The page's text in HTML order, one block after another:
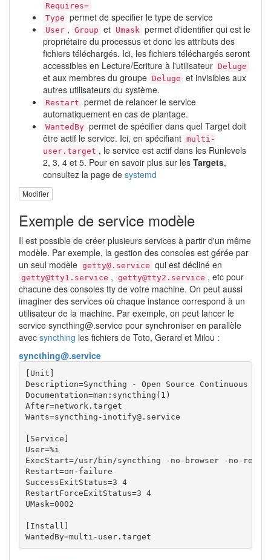
Requires=
Type permet de specifier le type de service
User , Group et Umask permet d'identifier qui est le
propriétaire du processus et donc les attributs des
fichiers téléchargés. Ici, les fichiers téléchargés seront
accessibles en Lecture/Ecriture à l'utilisateur Deluge
et aux membres du groupe Deluge et invisibles aux
autres utilisateurs du système.
Restart permet de relancer le service
automatiquement en cas de plantage.
WantedBy permet de spécifier dans quel Target doit
être actif le service. Ici, en spécifiant multi-
user.target , le service est actif dans les Runlevels
2, 3, 4 et 5. Pour en savoir plus sur les Targets,
consultez la page de systemd
Modifier
Exemple de service modèle
Il est possible de créer plusieurs services à partir d'un même
modèle. Par exemple, la gestion des consoles est gérée par
un seul modèle getty@.service qui est décliné en
getty@tty1.service , getty@tty2.service , etc pour
chacune des consoles tty de votre machine. On peut aussi
imaginer des services où chaque instance correspond à un
utilisateur de la machine. Par exemple, on peut lancer le
service syncthing@.service pour synchroniser en parallèle
avec syncthing les fichiers de Toto, Gerard et Milou :
syncthing@.service
[Unit]
Description=Syncthing - Open Source Continuous
Documentation=man:syncthing(1)
After=network.target
Wants=syncthing-inotify@.service
[Service]
User=%i
ExecStart=/usr/bin/syncthing -no-browser -no-
Restart=on-failure
SuccessExitStatus=3 4
RestartForceExitStatus=3 4
UMask=0002
[Install]
WantedBy=multi-user.target